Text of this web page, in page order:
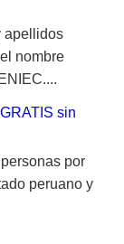
apellidos
nombre
sin
por
peruano y